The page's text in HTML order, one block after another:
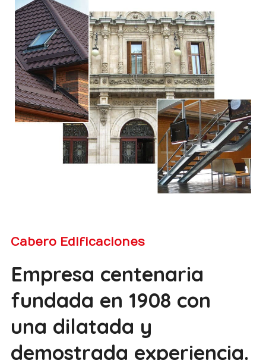
Cabero Edificaciones
Empresa centenaria
fundada en 1908 con
una dilatada y
demostrada experiencia.